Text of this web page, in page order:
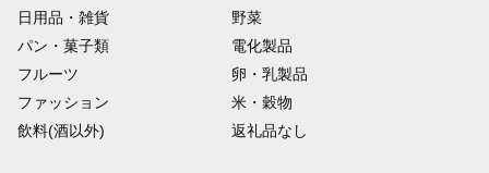
日用品・雑貨
野菜
パン・菓子類
電化製品
フルーツ
卵・乳製品
ファッション
米・穀物
飲料(酒以外)
返礼品なし